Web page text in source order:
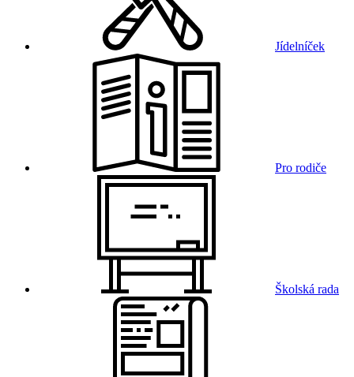
Jídelníček
Pro rodiče
Školská rada